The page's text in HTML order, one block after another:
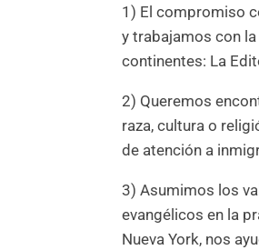
1) El compromiso
y trabajamos con
continentes: La
2) Queremos
raza, cultura o
de atención a
3) Asumimos los
evangélicos en la
Nueva York, nos